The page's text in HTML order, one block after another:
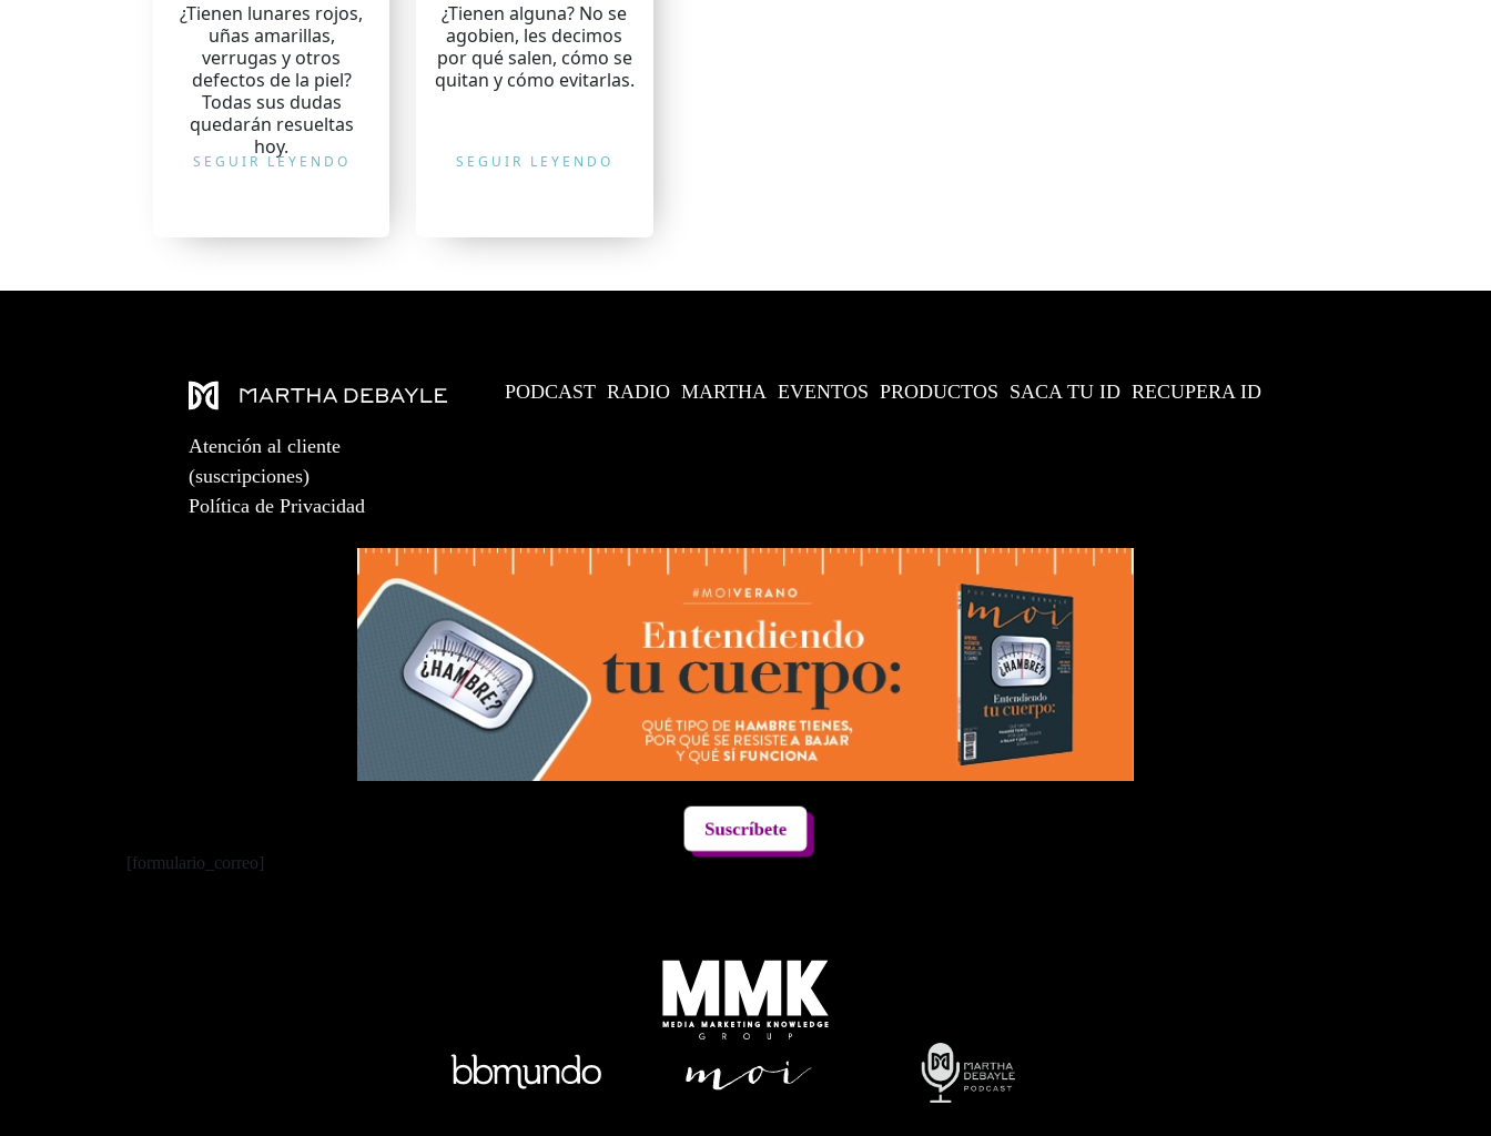
¿Tienen lunares rojos,
uñas amarillas,
verrugas y otros
defectos de la piel?
Todas sus dudas
quedarán resueltas
hoy.
SEGUIR LEYENDO
¿Tienen alguna? No se
agobien, les decimos
por qué salen, cómo se
quitan y cómo evitarlas.
SEGUIR LEYENDO
Atención al cliente
(suscripciones)
Política de Privacidad
PODCAST RADIO MARTHA EVENTOS PRODUCTOS SACA TU ID RECUPERA ID
Suscríbete
[formulario_correo]